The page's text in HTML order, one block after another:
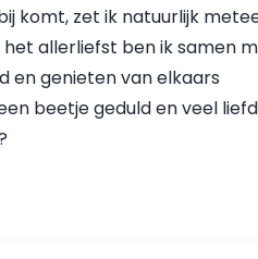
komt, zet ik natuurlijk
allerliefst ben ik samen
en genieten van elkaars
beetje geduld en veel